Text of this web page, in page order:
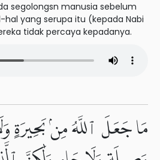
segolongsn manusia sebelum
yang serupa itu (kepada Nabi
tidak percaya kepadanya.
مَا جَعَلَ ٱللَّهُ مِنۢ بَحِيرَةٍ